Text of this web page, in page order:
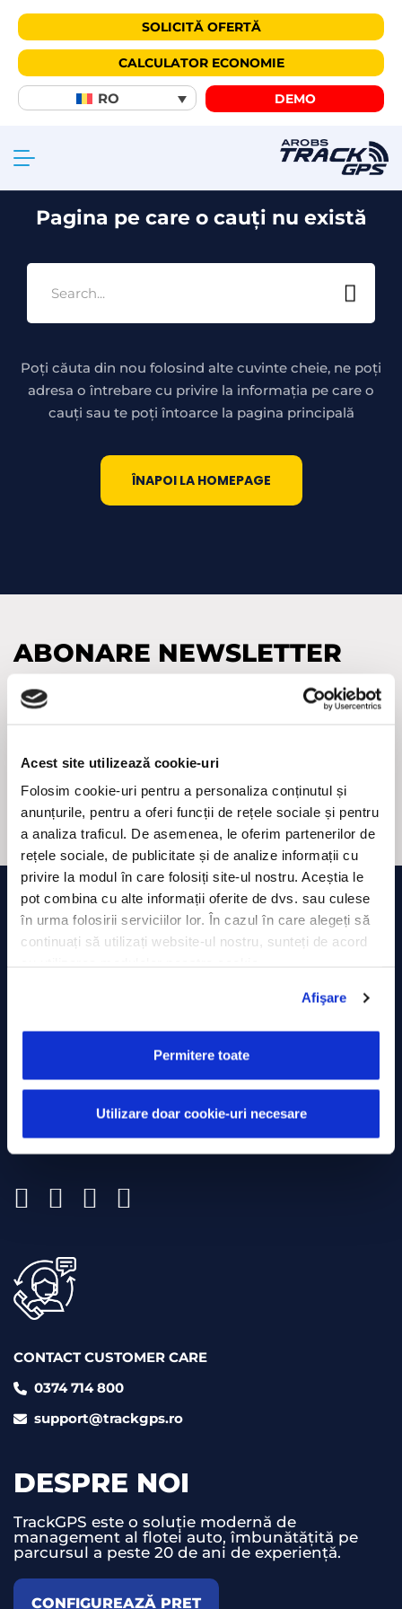
Acest site utilizează cookie-uri
Folosim cookie-uri pentru a personaliza conținutul și
anunțurile, pentru a oferi funcții de rețele sociale și pentru
a analiza traficul. De asemenea, le oferim partenerilor de
rețele sociale, de publicitate și de analize informații cu
privire la modul în care folosiți site-ul nostru. Aceștia le
pot combina cu alte informații oferite de dvs. sau culese
în urma folosirii serviciilor lor. În cazul în care alegeți să
continuați să utilizați website-ul nostru, sunteți de acord
Afişare
Permitere toate
Utilizare doar cookie-uri necesare
SOLICITĂ OFERTĂ
CALCULATOR ECONOMIE
RO DEMO
404
Pagina pe care o cauți nu există
Poți căuta din nou folosind alte cuvinte cheie, ne poți
adresa o întrebare cu privire la informația pe care o
cauți sau te poți întoarce la pagina principală
ÎNAPOI LA HOMEPAGE
ABONARE NEWSLETTER
Adresa
CAPTCHA
Strada Minerilor, Nr. 63,
Cluj-Napoca
0374 714 805
presales@trackgps.ro
CONTACT CUSTOMER CARE
0374 714 800
support@trackgps.ro
DESPRE NOI
TrackGPS este o soluție modernă de
management al flotei auto, îmbunătățită pe
parcursul a peste 20 de ani de experiență.
CONFIGUREAZĂ PREȚ